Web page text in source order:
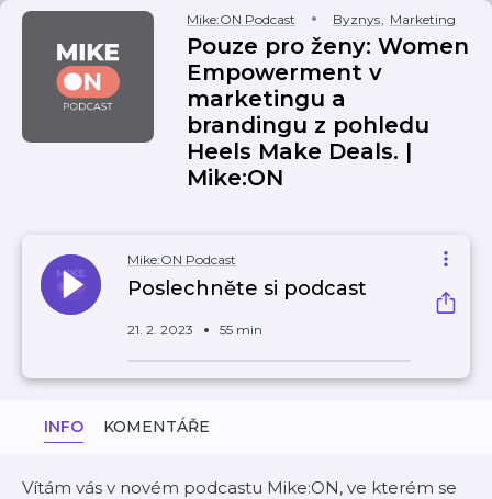
Mike:ON Podcast Byznys, Marketing
Pouze pro ženy: Women
Empowerment v
marketingu a
brandingu z pohledu
Heels Make Deals. |
Mike:ON
Mike:ON Podcast
Poslechněte si podcast
21. 2. 2023 55 min
INFO KOMENTÁŘE
Vítám vás v novém podcastu Mike:ON, ve kterém se